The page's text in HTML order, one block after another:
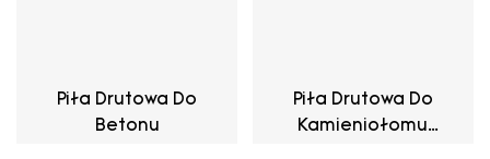
Piła Drutowa Do
Betonu
Piła Drutowa Do
Kamieniołomu